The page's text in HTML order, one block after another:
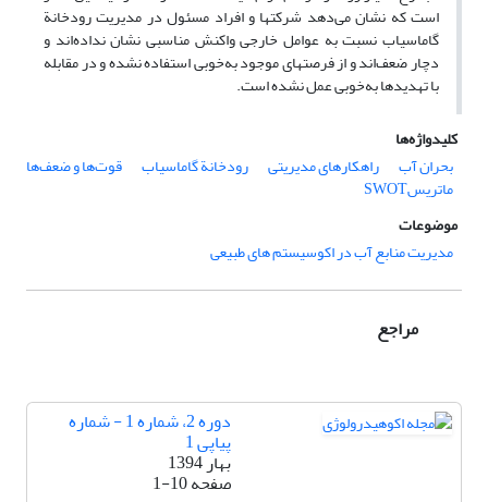
است که نشان می‌دهد شرکت­ها و افراد مسئول در مدیریت رودخانة
گاماسیاب نسبت به عوامل خارجی واکنش مناسبی نشان نداده‌اند و
دچار ضعف‌اند و از فرصت­های موجود به‌خوبی استفاده نشده و در مقابله
با تهدیدها به‌خوبی عمل نشده است.
کلیدواژه‌ها
بحران آب
راهکارهای مدیریتی رودخانة‌ گاماسیاب قوت‌ها و ضعف‌ها
ماتریسSWOT
موضوعات
مدیریت منابع آب در اکوسیستم های طبیعی
مراجع
دوره 2، شماره 1 - شماره
پیاپی 1
بهار 1394
صفحه1-10